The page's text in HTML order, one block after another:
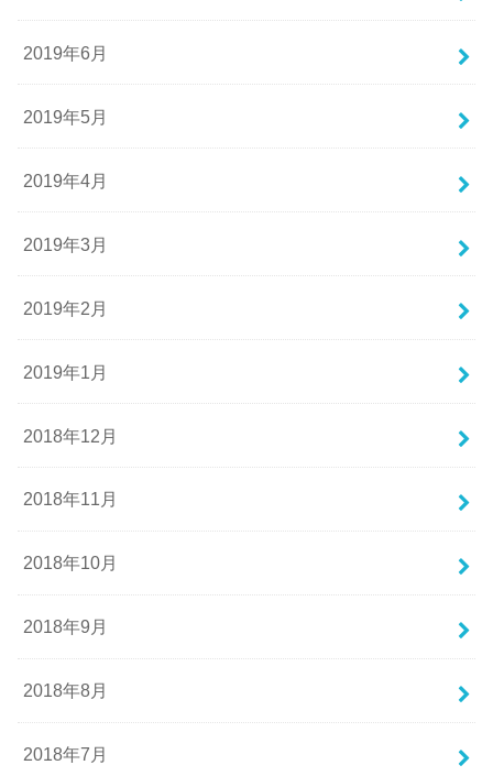
2019年6月
2019年5月
2019年4月
2019年3月
2019年2月
2019年1月
2018年12月
2018年11月
2018年10月
2018年9月
2018年8月
2018年7月